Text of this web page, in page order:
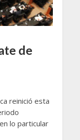
de
reinició esta
lo particular